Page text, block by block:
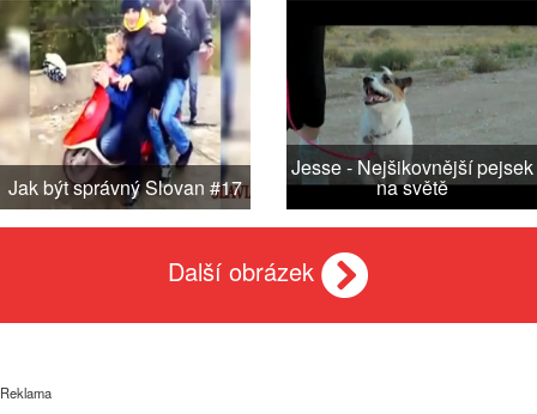
Jak být správný Slovan #17
Jesse - Nejšikovnější pejsek
na světě
Další obrázek
Reklama